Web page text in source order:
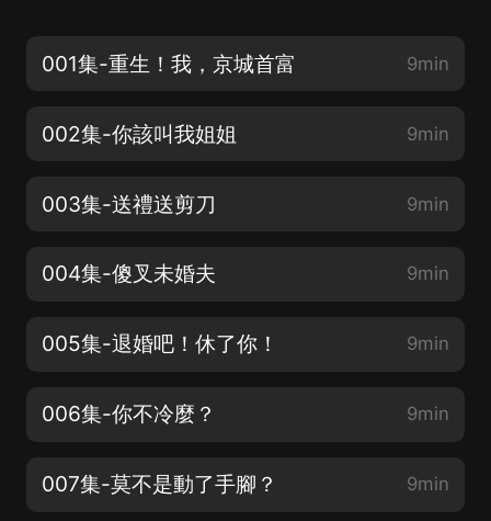
001集-重生！我，京城首富 9min
002集-你該叫我姐姐 9min
003集-送禮送剪刀 9min
004集-傻叉未婚夫 9min
005集-退婚吧！休了你！ 9min
006集-你不冷麼？ 9min
007集-莫不是動了手腳？ 9min